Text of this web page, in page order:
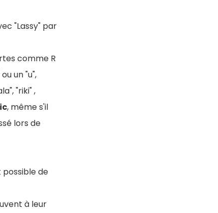
"Lassy" par
comme R
un "u",
"riki" ,
, même s'il
lors de
possible de
à leur